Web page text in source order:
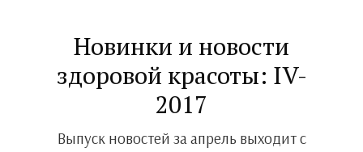
Новинки и новости
здоровой красоты: IV-
2017
Выпуск новостей за апрель выходит с